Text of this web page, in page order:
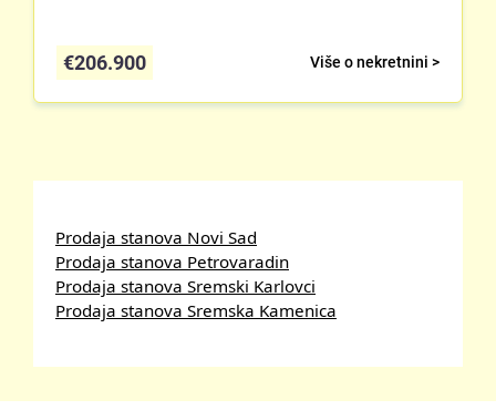
Više o nekretnini >
€206.900
Prodaja stanova Novi Sad
Prodaja stanova Petrovaradin
Prodaja stanova Sremski Karlovci
Prodaja stanova Sremska Kamenica